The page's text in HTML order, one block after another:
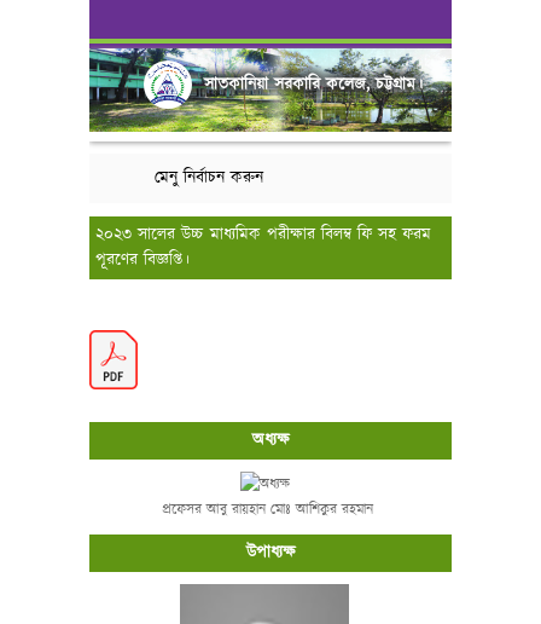
সাতকানিয়া সরকারি কলেজ, চট্টগ্রাম।
মেনু নির্বাচন করুন
২০২৩ সালের উচ্চ মাধ্যমিক পরীক্ষার বিলম্ব ফি সহ ফরম
পূরণের বিজ্ঞপ্তি।
অধ্যক্ষ
প্রফেসর আবু রায়হান মোঃ আশিকুর রহমান
উপাধ্যক্ষ